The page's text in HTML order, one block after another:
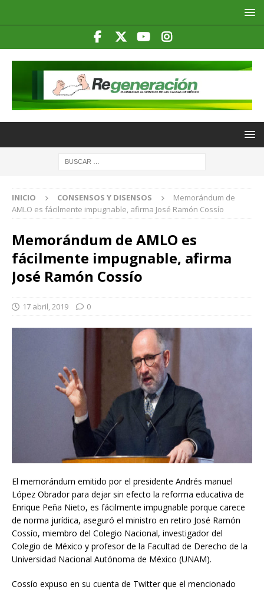
INICIO CONSENSOS Y DISENSOS
Memorándum de
AMLO es fácilmente impugnable, afirma José Ramón Cossío
Memorándum de AMLO es
fácilmente impugnable, afirma
José Ramón Cossío
17 abril, 2019 0
El memorándum emitido por el presidente Andrés manuel
López Obrador para dejar sin efecto la reforma educativa de
Enrique Peña Nieto, es fácilmente impugnable porque carece
de norma jurídica, aseguró el ministro en retiro José Ramón
Cossío, miembro del Colegio Nacional, investigador del
Colegio de México y profesor de la Facultad de Derecho de la
Universidad Nacional Autónoma de México (UNAM).
Cossío expuso en su cuenta de Twitter que el mencionado